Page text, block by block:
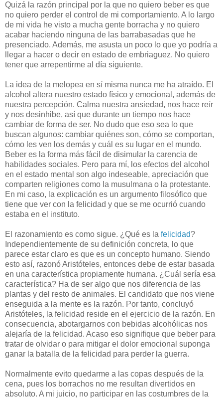
Quizá la razón principal por la que no quiero beber es que
no quiero perder el control de mi comportamiento. A lo largo
de mi vida he visto a mucha gente borracha y no quiero
acabar haciendo ninguna de las barrabasadas que he
presenciado. Además, me asusta un poco lo que yo podría a
llegar a hacer o decir en estado de embriaguez. No quiero
tener que arrepentirme al día siguiente.
La idea de la melopea en sí misma nunca me ha atraído. El
alcohol altera nuestro estado físico y emocional, además de
nuestra percepción. Calma nuestra ansiedad, nos hace reír
y nos desinhibe, así que durante un tiempo nos hace
cambiar de forma de ser. No dudo que eso sea lo que
buscan algunos: cambiar quiénes son, cómo se comportan,
cómo les ven los demás y cuál es su lugar en el mundo.
Beber es la forma más fácil de disimular la carencia de
habilidades sociales. Pero para mí, los efectos del alcohol
en el estado mental son algo indeseable, apreciación que
comparten religiones como la musulmana o la protestante.
En mi caso, la explicación es un argumento filosófico que
tiene que ver con la felicidad y que se me ocurrió cuando
estaba en el instituto.
El razonamiento es como sigue. ¿Qué es la felicidad?
Independientemente de su definición concreta, lo que
parece estar claro es que es un concepto humano. Siendo
esto así, razonó Aristóteles, entonces debe de estar basada
en una característica propiamente humana. ¿Cuál sería esa
característica? Ha de ser algo que nos diferencia de las
plantas y del resto de animales. El candidato que nos viene
enseguida a la mente es la razón. Por tanto, concluyó
Aristóteles, la felicidad reside en el ejercicio de la razón. En
consecuencia, abotargarnos con bebidas alcohólicas nos
alejaría de la felicidad. Acaso eso signifique que beber para
tratar de olvidar o para mitigar el dolor emocional suponga
ganar la batalla de la felicidad para perder la guerra.
Normalmente evito quedarme a las copas después de la
cena, pues los borrachos no me resultan divertidos en
absoluto. A mi juicio, no participar en las costumbres de la